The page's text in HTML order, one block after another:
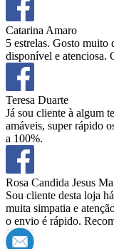
Catarina Amaro
5 estrelas. Gosto
disponível e atenciosa.
Teresa Duarte
Já sou cliente à algum
amáveis, super rápido
a 100%.
Rosa Candida Jesus
Sou cliente desta loja
muita simpatia e
o envio é rápido.